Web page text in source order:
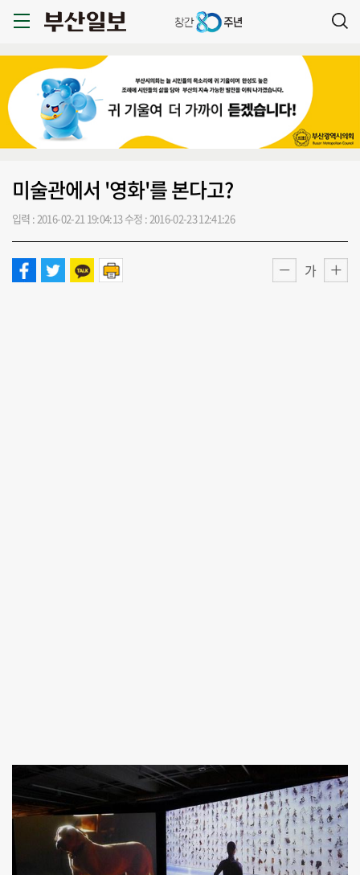
미술관에서 '영화'를 본다고?
입력 : 2016-02-21 19:04:13수정 : 2016-02-23 12:41:26
가